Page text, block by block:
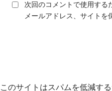
次回のコメントで使用する
メールアドレス、サイトを
このサイトはスパムを低減す